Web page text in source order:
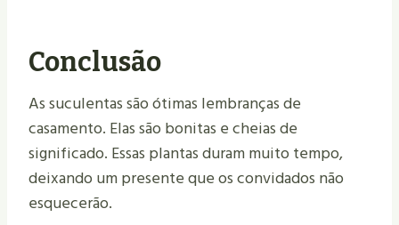
Conclusão
As suculentas são ótimas lembranças de
casamento. Elas são bonitas e cheias de
significado. Essas plantas duram muito tempo,
deixando um presente que os convidados não
esquecerão.